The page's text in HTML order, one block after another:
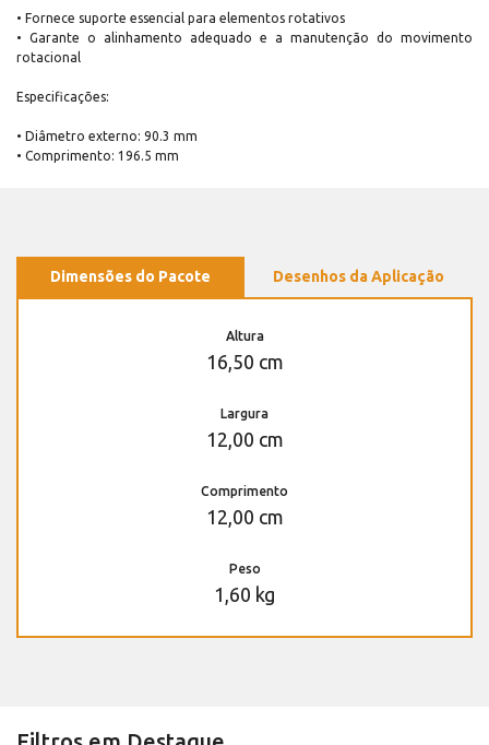
• Fornece suporte essencial para elementos rotativos
• Garante o alinhamento adequado e a manutenção do movimento
rotacional
Especificações:
• Diâmetro externo: 90.3 mm
• Comprimento: 196.5 mm
Dimensões do Pacote Desenhos da Aplicação
Altura
16,50 cm
Largura
12,00 cm
Comprimento
12,00 cm
Peso
1,60 kg